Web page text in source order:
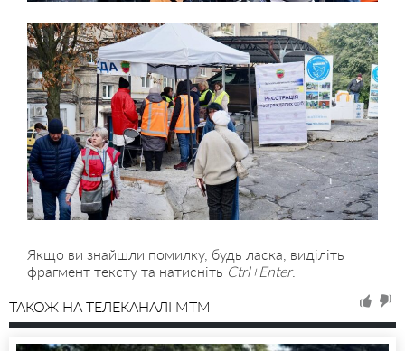
Якщо ви знайшли помилку, будь ласка, виділіть
фрагмент тексту та натисніть Ctrl+Enter.
ТАКОЖ НА ТЕЛЕКАНАЛІ MTM